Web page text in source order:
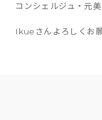
コンシェルジュ・元
Ikueさんよろしくお